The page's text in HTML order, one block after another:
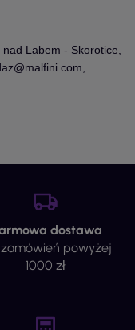
Labem - Skorotice,
dostawa
powyżej
1000 zł